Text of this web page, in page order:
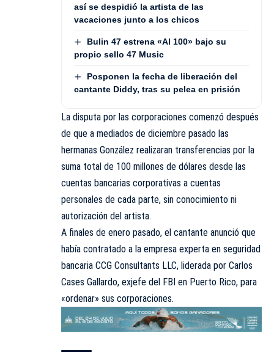
así se despidió la artista de las
vacaciones junto a los chicos
Bulin 47 estrena «Al 100» bajo su
propio sello 47 Music
Posponen la fecha de liberación del
cantante Diddy, tras su pelea en prisión
La disputa por las corporaciones comenzó después
de que a mediados de diciembre pasado las
hermanas González realizaran transferencias por la
suma total de 100 millones de dólares desde las
cuentas bancarias corporativas a cuentas
personales de cada parte, sin conocimiento ni
autorización del artista.
A finales de enero pasado, el cantante anunció que
había contratado a la empresa experta en seguridad
bancaria CCG Consultants LLC, liderada por Carlos
Cases Gallardo, exjefe del FBI en Puerto Rico, para
«ordenar» sus corporaciones.